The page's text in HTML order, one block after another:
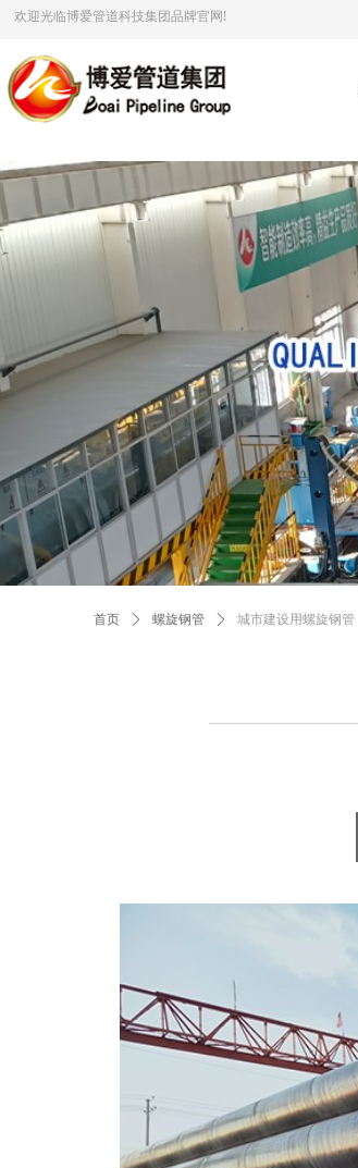
欢迎光临博爱管道科技集团品牌官网!
首页 ꄲ 螺旋钢管 ꄲ 城市建设用螺旋钢管